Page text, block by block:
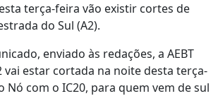
terça-feira vão existir cortes de
do Sul (A2).
enviado às redações, a AEBT
vai estar cortada na noite desta terça-
Nó com o IC20, para quem vem de sul